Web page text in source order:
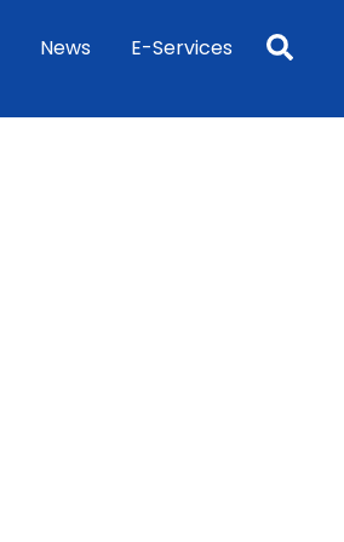
News E-Services